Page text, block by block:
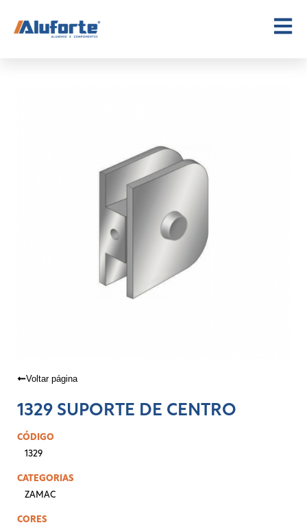
Voltar página
1329 SUPORTE DE CENTRO
CÓDIGO
1329
CATEGORIAS
ZAMAC
CORES